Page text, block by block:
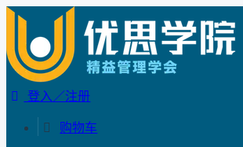
登入／注册
购物车